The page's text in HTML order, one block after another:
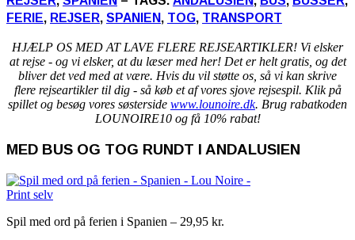
FERIE, REJSER, SPANIEN, TOG, TRANSPORT
HJÆLP OS MED AT LAVE FLERE REJSEARTIKLER! Vi elsker
at rejse - og vi elsker, at du læser med her! Det er helt gratis, og det
bliver det ved med at være. Hvis du vil støtte os, så vi kan skrive
flere rejseartikler til dig - så køb et af vores sjove rejsespil. Klik på
spillet og besøg vores søsterside www.lounoire.dk. Brug rabatkoden
LOUNOIRE10 og få 10% rabat!
MED BUS OG TOG RUNDT I ANDALUSIEN
Spil med ord på ferien i Spanien – 29,95 kr.